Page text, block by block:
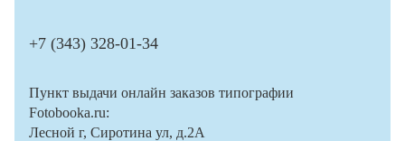
+7 (343) 328-01-34
Пункт выдачи онлайн заказов типографии
Fotobooka.ru:
Лесной г, Сиротина ул, д.2А